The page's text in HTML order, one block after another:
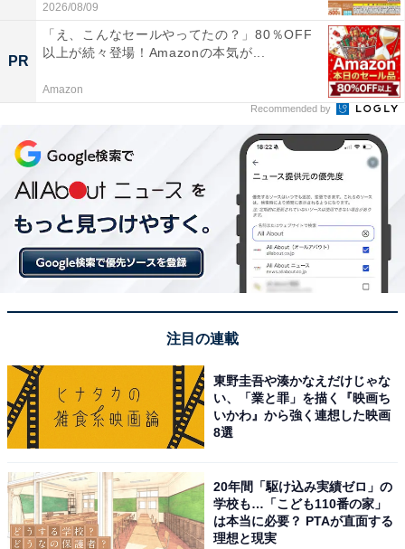
こういか
2026/08/09
PR
「え、こんなセールやってたの？」80％OFF
以上が続々登場！Amazonの本気が...
Amazon
Recommended by
注目の連載
東野圭吾や湊かなえだけじゃな
い、「業と罪」を描く『映画ち
いかわ』から強く連想した映画
8選
20年間「駆け込み実績ゼロ」の
学校も…「こども110番の家」
は本当に必要？ PTAが直面する
理想と現実